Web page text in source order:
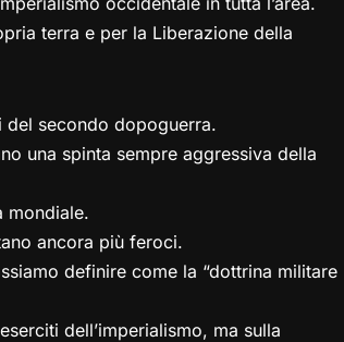
terra e per la Liberazione della
del secondo dopoguerra.
una spinta sempre aggressiva della
mondiale.
ancora più feroci.
definire come la “dottrina militare
dell’imperialismo, ma sulla